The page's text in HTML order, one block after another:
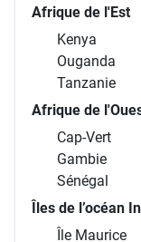
Lesotho
Namibie
Zimbabwe
Afrique de l'Est
Kenya
Ouganda
Tanzanie
Afrique de l'Ouest
Cap-Vert
Gambie